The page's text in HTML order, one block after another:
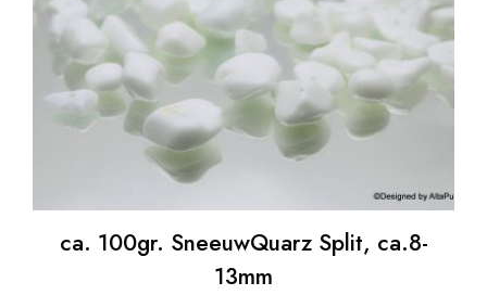
ca. 100gr. SneeuwQuarz Split, ca.8-
13mm